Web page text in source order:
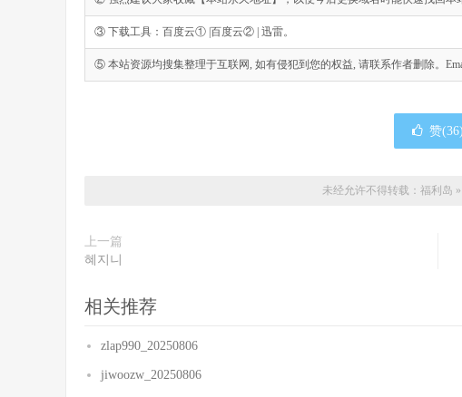
③ 下载工具：百度云① |百度云② | 迅雷。
⑤ 本站资源均搜集整理于互联网, 如有侵犯到您的权益, 请联系作者删除。
赞(36)
未经允许不得转载： 福利岛 »
上一篇
혜지니
相关推荐
zlap990_20250806
jiwoozw_20250806